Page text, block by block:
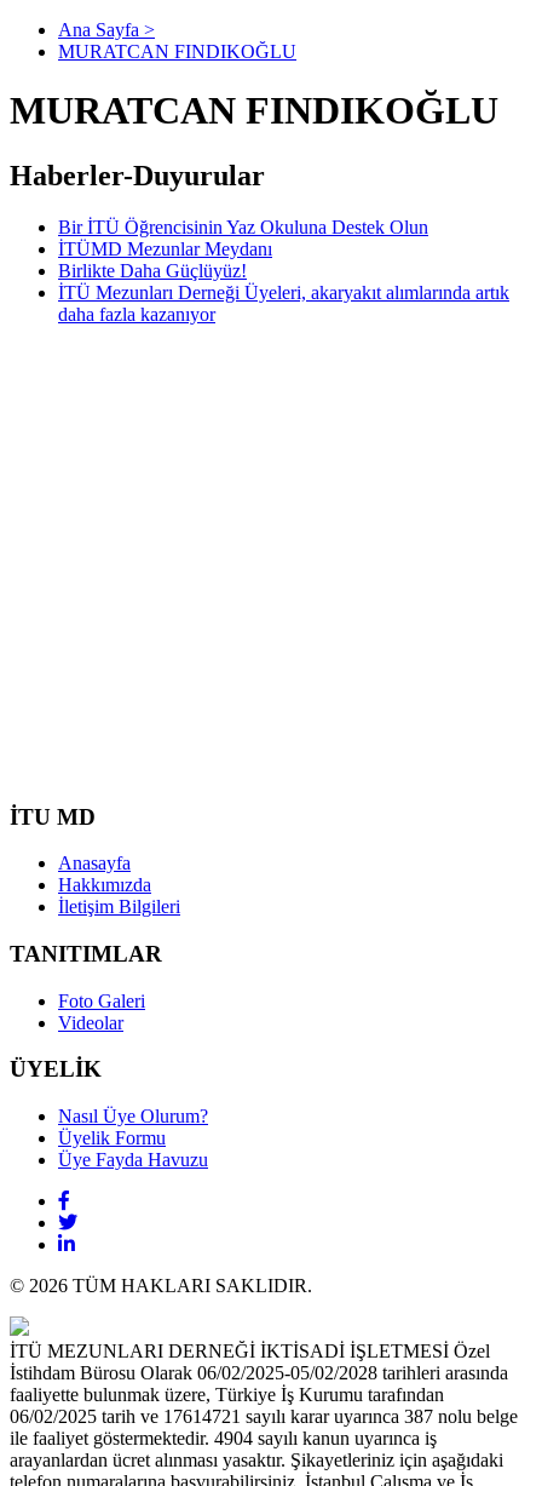
Ana Sayfa >
MURATCAN FINDIKOĞLU
MURATCAN FINDIKOĞLU
Haberler-Duyurular
Bir İTÜ Öğrencisinin Yaz Okuluna Destek Olun
İTÜMD Mezunlar Meydanı
Birlikte Daha Güçlüyüz!
İTÜ Mezunları Derneği Üyeleri, akaryakıt alımlarında artık
daha fazla kazanıyor
İTU MD
Anasayfa
Hakkımızda
İletişim Bilgileri
TANITIMLAR
Foto Galeri
Videolar
ÜYELİK
Nasıl Üye Olurum?
Üyelik Formu
Üye Fayda Havuzu
© 2026 TÜM HAKLARI SAKLIDIR.
İTÜ MEZUNLARI DERNEĞİ İKTİSADİ İŞLETMESİ Özel
İstihdam Bürosu Olarak 06/02/2025-05/02/2028 tarihleri arasında
faaliyette bulunmak üzere, Türkiye İş Kurumu tarafından
06/02/2025 tarih ve 17614721 sayılı karar uyarınca 387 nolu belge
ile faaliyet göstermektedir. 4904 sayılı kanun uyarınca iş
arayanlardan ücret alınması yasaktır. Şikayetleriniz için aşağıdaki
telefon numaralarına başvurabilirsiniz. İstanbul Çalışma ve İş